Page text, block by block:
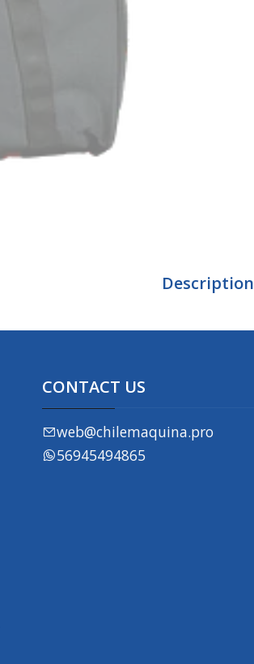
Description
CONTACT US
web@chilemaquina.pro
56945494865